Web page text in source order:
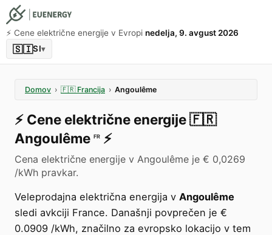
⚡️ Cene električne energije v Evropi nedelja, 9. avgust 2026
🇸🇮SI▾
Domov › 🇫🇷 Francija › Angoulême
⚡️ Cene električne energije🇫🇷
Angoulême FR ⚡️
Cena električne energije v Angoulême je € 0,0269
/kWh pravkar.
Veleprodajna električna energija v Angoulême
sledi avkciji France. Današnji povprečen je €
0.0909 /kWh, značilno za evropsko lokacijo v tem